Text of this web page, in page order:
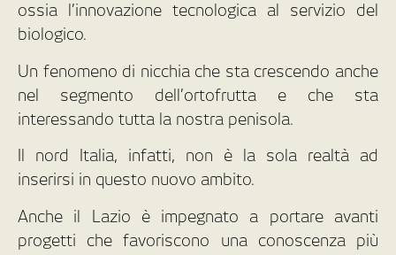
ossia l’innovazione tecnologica al servizio del
biologico.
Un fenomeno di nicchia che sta crescendo anche
nel segmento dell’ortofrutta e che sta
interessando tutta la nostra penisola.
Il nord Italia, infatti, non è la sola realtà ad
inserirsi in questo nuovo ambito.
Anche il Lazio è impegnato a portare avanti
progetti che favoriscono una conoscenza più